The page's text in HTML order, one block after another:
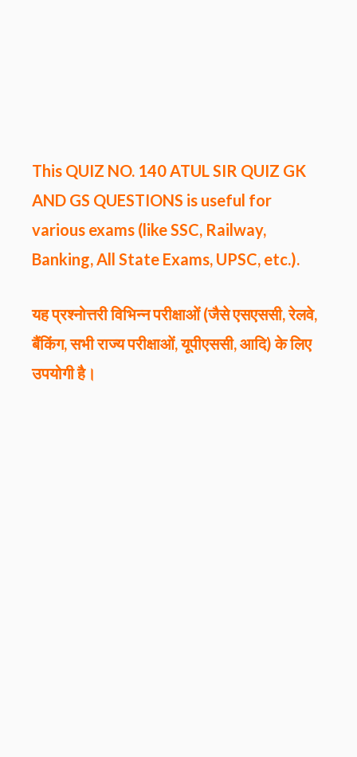
This QUIZ NO. 140ATUL SIR QUIZ GK
AND GS QUESTIONS is useful for
various exams (like SSC, Railway,
Banking, All State Exams, UPSC, etc.).
यह प्रश्नोत्तरी विभिन्न परीक्षाओं (जैसे एसएससी, रेलवे,
बैंकिंग, सभी राज्य परीक्षाओं, यूपीएससी, आदि) के लिए
उपयोगी है।